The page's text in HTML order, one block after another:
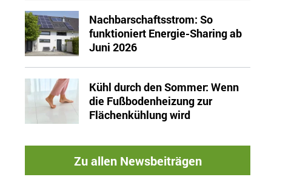
Nachbarschaftsstrom: So
funktioniert Energie-Sharing ab
Juni 2026
Kühl durch den Sommer: Wenn
die Fußbodenheizung zur
Flächenkühlung wird
Zu allen Newsbeiträgen